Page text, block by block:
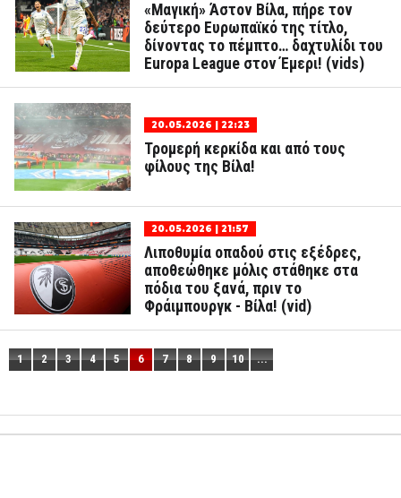
«Μαγική» Άστον Βίλα, πήρε τον
δεύτερο Ευρωπαϊκό της τίτλο,
δίνοντας το πέμπτο… δαχτυλίδι του
Europa League στον Έμερι! (vids)
20.05.2026 | 22:23
Τρομερή κερκίδα και από τους
φίλους της Βίλα!
20.05.2026 | 21:57
Λιποθυμία οπαδού στις εξέδρες,
αποθεώθηκε μόλις στάθηκε στα
πόδια του ξανά, πριν το
Φράιμπουργκ - Βίλα! (vid)
1 2 3 4 5 6 7 8 9 10 ...